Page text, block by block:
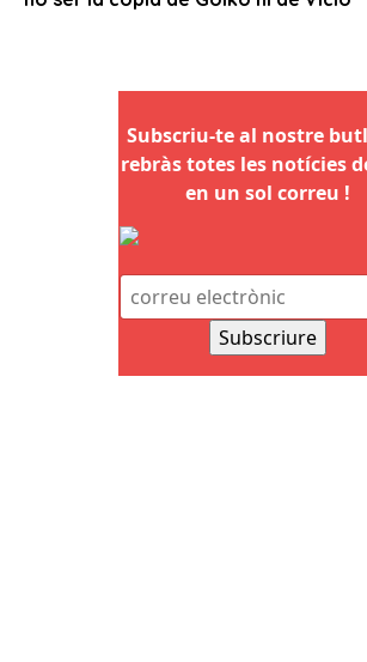
Subscriu-te al nostre
rebràs totes les notícies
en un sol correu !